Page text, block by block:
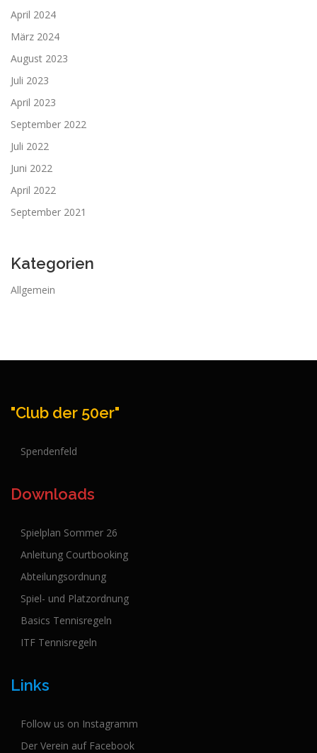
April 2024
März 2024
August 2023
Juli 2023
April 2023
September 2022
Juli 2022
Juni 2022
April 2022
September 2021
Kategorien
Allgemein
"Club der 50er"
Spendenfeld
Downloads
Spielplan Sommer 26
Anleitung Courtbooking
Abteilungsordnung
Spiel- und Platzordnung
Basics Tennisregeln
ITF Tennisregeln
Links
Follow us on Instagramm
Der Verein auf Facebook